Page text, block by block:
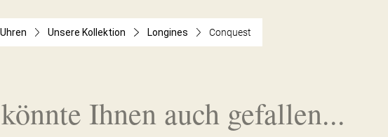
Uhren Unsere Kollektion Longines Conquest
Ihnen auch gefallen...